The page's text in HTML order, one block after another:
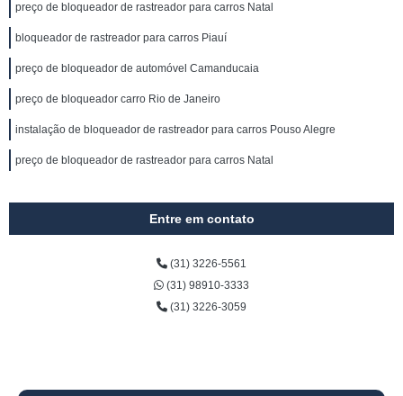
preço de bloqueador de rastreador para carros Natal
bloqueador de rastreador para carros Piauí
preço de bloqueador de automóvel Camanducaia
preço de bloqueador carro Rio de Janeiro
instalação de bloqueador de rastreador para carros Pouso Alegre
preço de bloqueador de rastreador para carros Natal
Entre em contato
(31) 3226-5561
(31) 98910-3333
(31) 3226-3059